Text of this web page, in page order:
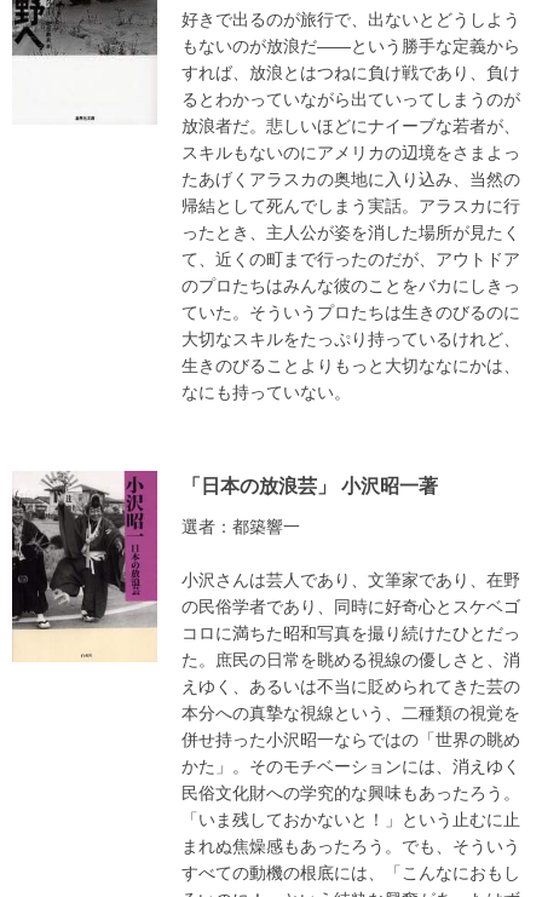
好きで出るのが旅行で、出ないとどうしよう
もないのが放浪だ――という勝手な定義から
すれば、放浪とはつねに負け戦であり、負け
るとわかっていながら出ていってしまうのが
放浪者だ。悲しいほどにナイーブな若者が、
スキルもないのにアメリカの辺境をさまよっ
たあげくアラスカの奥地に入り込み、当然の
帰結として死んでしまう実話。アラスカに行
ったとき、主人公が姿を消した場所が見たく
て、近くの町まで行ったのだが、アウトドア
のプロたちはみんな彼のことをバカにしきっ
ていた。そういうプロたちは生きのびるのに
大切なスキルをたっぷり持っているけれど、
生きのびることよりもっと大切ななにかは、
なにも持っていない。
「日本の放浪芸」 小沢昭一著
選者：都築響一
小沢さんは芸人であり、文筆家であり、在野
の民俗学者であり、同時に好奇心とスケベゴ
コロに満ちた昭和写真を撮り続けたひとだっ
た。庶民の日常を眺める視線の優しさと、消
えゆく、あるいは不当に貶められてきた芸の
本分への真摯な視線という、二種類の視覚を
併せ持った小沢昭一ならではの「世界の眺め
かた」。そのモチベーションには、消えゆく
民俗文化財への学究的な興味もあったろう。
「いま残しておかないと！」という止むに止
まれぬ焦燥感もあったろう。でも、そういう
すべての動機の根底には、「こんなにおもし